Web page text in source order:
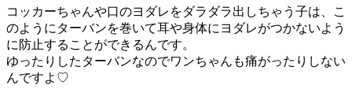
コッカーちゃんや口のヨダレをダラダラ出しちゃう子は、こ
のようにターバンを巻いて耳や身体にヨダレがつかないよう
に防止することができるんです。
ゆったりしたターバンなのでワンちゃんも痛がったりしない
んですよ♡